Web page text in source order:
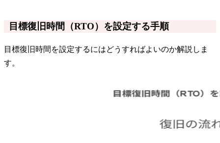
目標復旧時間（RTO）を設定する手順
目標復旧時間を設定するにはどうすればよいのか解説しま
す。